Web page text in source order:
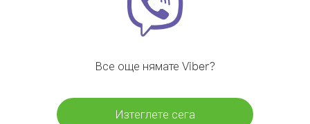
Все още нямате Viber?
Изтеглете сега